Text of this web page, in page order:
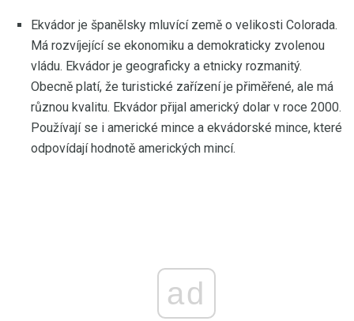
Ekvádor je španělsky mluvící země o velikosti Colorada.
Má rozvíjející se ekonomiku a demokraticky zvolenou
vládu. Ekvádor je geograficky a etnicky rozmanitý.
Obecně platí, že turistické zařízení je přiměřené, ale má
různou kvalitu. Ekvádor přijal americký dolar v roce 2000.
Používají se i americké mince a ekvádorské mince, které
odpovídají hodnotě amerických mincí.
ad